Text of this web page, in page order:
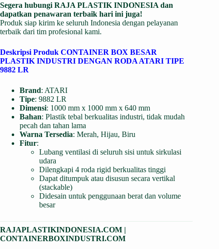
Segera hubungi RAJA PLASTIK INDONESIA dan
dapatkan penawaran terbaik hari ini juga!
Produk siap kirim ke seluruh Indonesia dengan pelayanan
terbaik dari tim profesional kami.
Deskripsi Produk CONTAINER BOX BESAR
PLASTIK INDUSTRI DENGAN RODA ATARI TIPE
9882 LR
Brand: ATARI
Tipe: 9882 LR
Dimensi: 1000 mm x 1000 mm x 640 mm
Bahan: Plastik tebal berkualitas industri, tidak mudah
pecah dan tahan lama
Warna Tersedia: Merah, Hijau, Biru
Fitur:
Lubang ventilasi di seluruh sisi untuk sirkulasi
udara
Dilengkapi 4 roda rigid berkualitas tinggi
Dapat ditumpuk atau disusun secara vertikal
(stackable)
Didesain untuk penggunaan berat dan volume
besar
RAJAPLASTIKINDONESIA.COM |
CONTAINERBOXINDUSTRI.COM